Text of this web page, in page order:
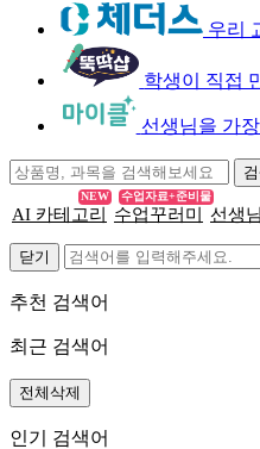
우리
학생이 직접
선생님을 가
AI 카테고리
NEW
수업꾸러미
수업자료+준비물
선생
닫기
추천 검색어
최근 검색어
전체삭제
인기 검색어